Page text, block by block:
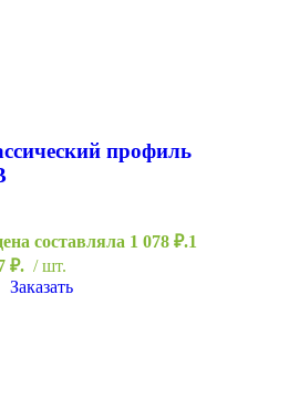
профиль
составляла 1 078 ₽.1
₽.
шт.
Заказать